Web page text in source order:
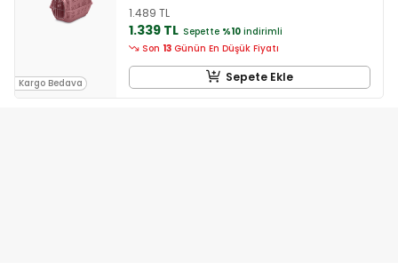
Kargo Bedava
1.489 TL
1.339 TL Sepette %10 indirimli
Son 13 Günün En Düşük Fiyatı
Sepete Ekle